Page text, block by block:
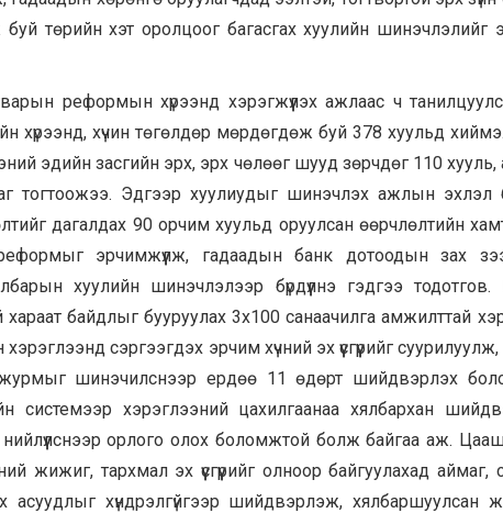
төрийн хэт оролцоог багасгах хуулийн шинэчлэлийг
реформын хүрээнд хэрэгжүүлэх ажлаас ч
хүрээнд, хүчин төгөлдөр мөрдөгдөж буй 378 хуульд
эдийн засгийн эрх, эрх чөлөөг шууд зөрчдөг 110 хууль,
тогтоожээ. Эдгээр хуулиудыг шинэчлэх ажлын эхлэл
дагалдах 90 орчим хуульд оруулсан өөрчлөлтийн
эрчимжүүлж, гадаадын банк дотоодын зах
хуулийн шинэчлэлээр бүрдүүлнэ гэдгээ тодотгов.
байдлыг бууруулах 3х100 санаачилга амжилттай
сэргээгдэх эрчим хүчний эх үүсгүүрийг
шинэчилснээр ердөө 11 өдөрт шийдвэрлэх
системээр хэрэглээний цахилгаанаа хялбархан
нийлүүлснээр орлого олох боломжтой болж байгаа аж.
жижиг, тархмал эх үүсгүүрийг олноор байгуулахад
асуудлыг хүндрэлгүйгээр шийдвэрлэж, хялбаршуулсан